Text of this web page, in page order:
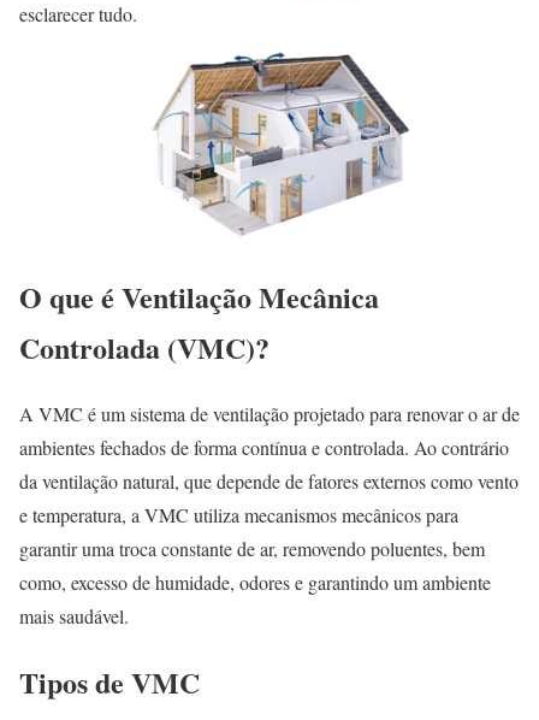
esclarecer tudo.
O que é Ventilação Mecânica
Controlada (VMC)?
A VMC é um sistema de ventilação projetado para renovar o ar de
ambientes fechados de forma contínua e controlada. Ao contrário
da ventilação natural, que depende de fatores externos como vento
e temperatura, a VMC utiliza mecanismos mecânicos para
garantir uma troca constante de ar, removendo poluentes, bem
como, excesso de humidade, odores e garantindo um ambiente
mais saudável.
Tipos de VMC